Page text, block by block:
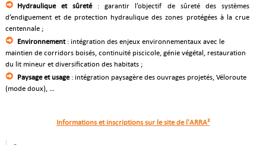
Hydraulique et sûreté : garantir l’objectif de sûreté des systèmes
d’endiguement et de protection hydraulique des zones protégées à la crue
centennale ;
Environnement : intégration des enjeux environnementaux avec le
maintien de corridors boisés, continuité piscicole, génie végétal, restauration
du lit mineur et diversification des habitats ;
Paysage et usage : intégration paysagère des ouvrages projetés, Véloroute
(mode doux), …
Informations et inscriptions sur le site de l'ARRA²